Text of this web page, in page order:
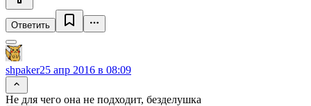
Ответить
shpaker25 апр 2016 в 08:09
Не для чего она не подходит, безделушка